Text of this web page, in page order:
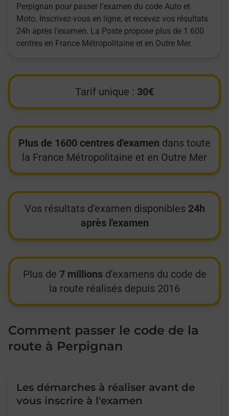
Perpignan pour passer l’examen du code Auto et
Moto. Inscrivez-vous en ligne, et recevez vos résultats
24h après l'examen. La Poste propose plus de 1 600
centres en France Métropolitaine et en Outre Mer.
Tarif unique : 30€
Plus de 1600 centres d'examen dans toute
la France Métropolitaine et en Outre Mer
Vos résultats d'examen disponibles 24h
après l'examen
Plus de 7 millionsd'examens du code de
la route réalisés depuis 2016
Comment passer le code de la
route à Perpignan
Les démarches à réaliser avant de
vous inscrire à l'examen